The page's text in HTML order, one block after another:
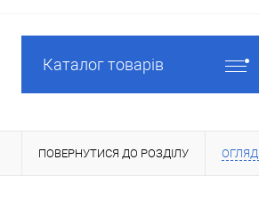
Каталог товарів
ПОВЕРНУТИСЯ ДО РОЗДІЛУ